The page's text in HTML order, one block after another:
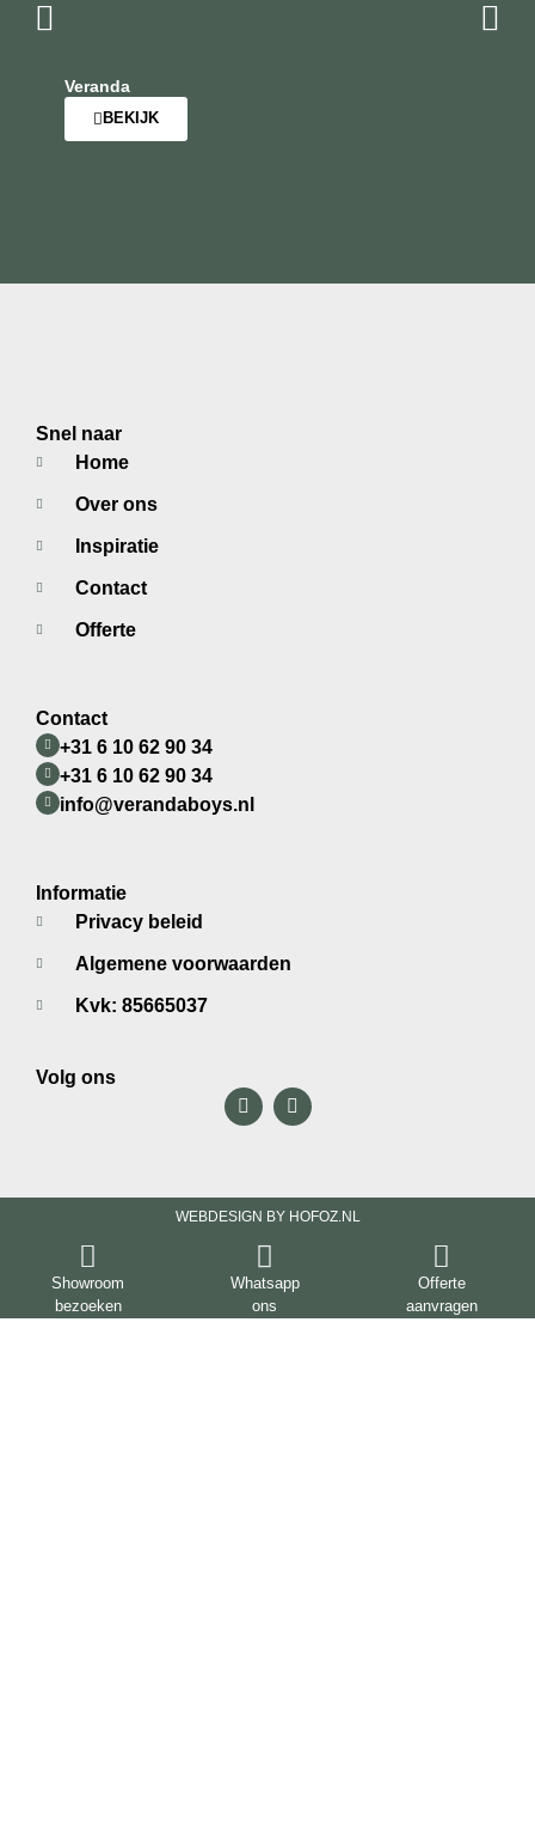
Veranda
BEKIJK
Snel naar
Home
Over ons
Inspiratie
Contact
Offerte
Contact
+31 6 10 62 90 34
+31 6 10 62 90 34
info@verandaboys.nl
Informatie
Privacy beleid
Algemene voorwaarden
Kvk: 85665037
Volg ons
WEBDESIGN BY HOFOZ.NL
Showroom
bezoeken
Whatsapp
ons
Offerte
aanvragen